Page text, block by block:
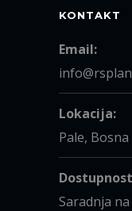
KONTAKT
Email:
Lokacija:
Pale,
Saradnja